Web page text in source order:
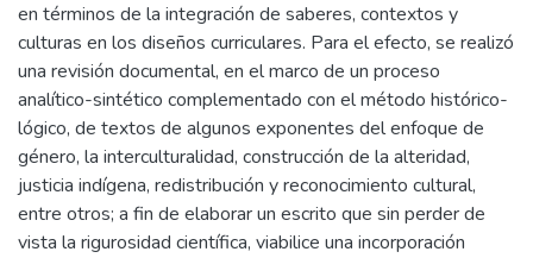
en términos de la integración de saberes, contextos y
culturas en los diseños curriculares. Para el efecto, se realizó
una revisión documental, en el marco de un proceso
analítico-sintético complementado con el método histórico-
lógico, de textos de algunos exponentes del enfoque de
género, la interculturalidad, construcción de la alteridad,
justicia indígena, redistribución y reconocimiento cultural,
entre otros; a fin de elaborar un escrito que sin perder de
vista la rigurosidad científica, viabilice una incorporación